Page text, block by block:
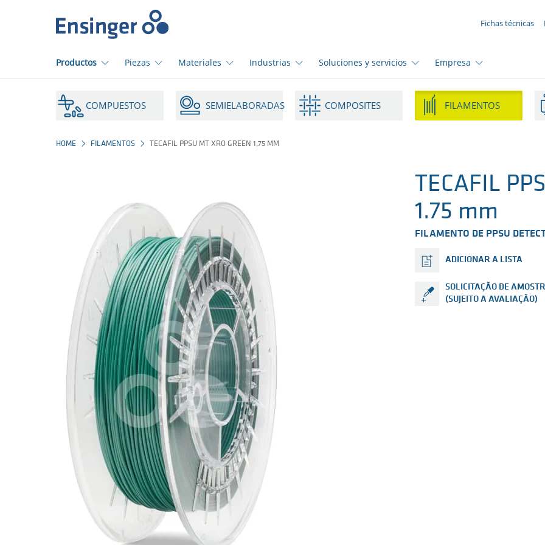
Fichas técnicas
Productos Piezas Materiales Industrias Soluciones y servicios Empresa
COMPUESTOS SEMIELABORADAS COMPOSITES FILAMENTOS
HOME FILAMENTOS TECAFIL PPSU MT XRO GREEN 1,75 MM
TECAFIL
1.75 mm
FILAMENTO DE PPSU
ADICIONAR A LISTA
SOLICITAÇÃO DE
(SUJEITO A AVALIAÇÃO)